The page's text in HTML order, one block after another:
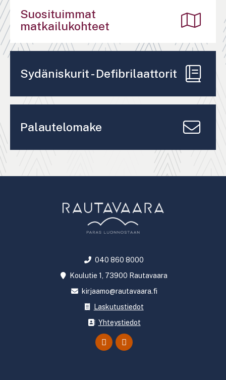
Suosituimmat
matkailukohteet
Sydäniskurit - Defibrilaattorit
Palautelomake
040 860 8000
Koulutie 1, 73900 Rautavaara
kirjaamo@rautavaara.fi
Laskutustiedot
Yhteystiedot